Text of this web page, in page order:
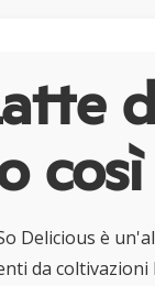
Delicious è
da